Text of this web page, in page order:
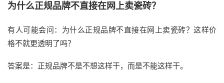
为什么正规品牌不直接在网上卖瓷砖？
有人可能会问 ： 为什么正规品牌不直接在网上卖瓷砖？这样价
格不就更透明了吗？
答案是： 正规品牌不是不想这样干， 而是不能这样干。